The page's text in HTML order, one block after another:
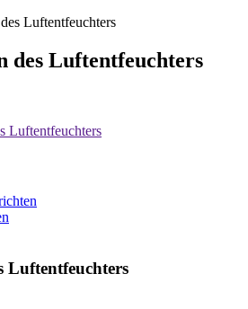
des Luftentfeuchters
Luftentfeuchters
Luftentfeuchters